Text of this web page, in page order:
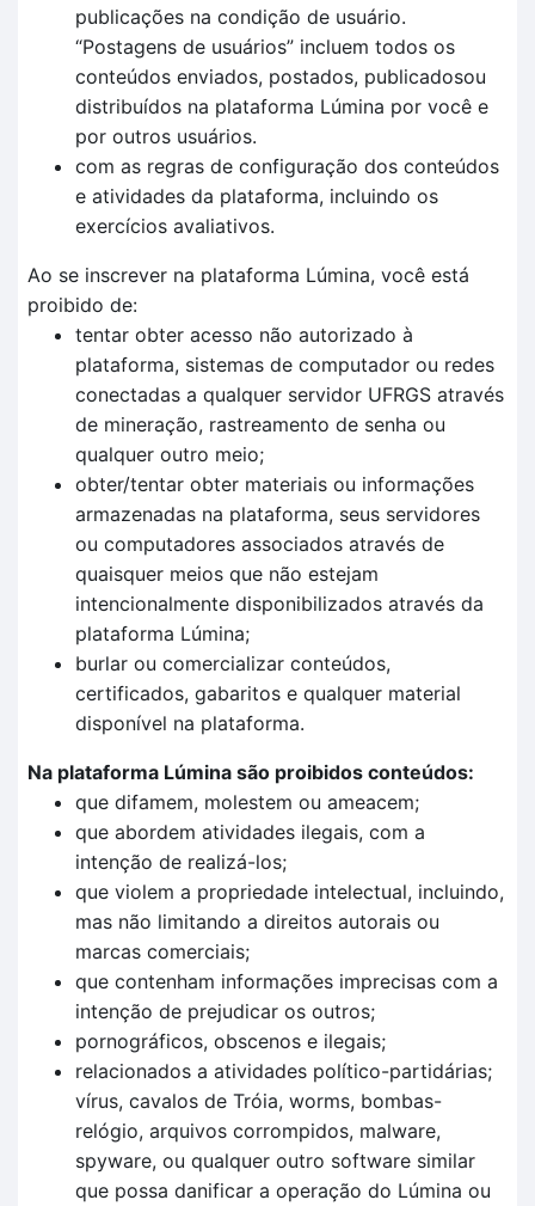
publicações na condição de usuário.
“Postagens de usuários” incluem todos os
conteúdos enviados, postados, publicadosou
distribuídos na plataforma Lúmina por você e
por outros usuários.
com as regras de configuração dos conteúdos
e atividades da plataforma, incluindo os
exercícios avaliativos.
Ao se inscrever na plataforma Lúmina, você está
proibido de:
tentar obter acesso não autorizado à
plataforma, sistemas de computador ou redes
conectadas a qualquer servidor UFRGS através
de mineração, rastreamento de senha ou
qualquer outro meio;
obter/tentar obter materiais ou informações
armazenadas na plataforma, seus servidores
ou computadores associados através de
quaisquer meios que não estejam
intencionalmente disponibilizados através da
plataforma Lúmina;
burlar ou comercializar conteúdos,
certificados, gabaritos e qualquer material
disponível na plataforma.
Na plataforma Lúmina são proibidos conteúdos:
que difamem, molestem ou ameacem;
que abordem atividades ilegais, com a
intenção de realizá-los;
que violem a propriedade intelectual, incluindo,
mas não limitando a direitos autorais ou
marcas comerciais;
que contenham informações imprecisas com a
intenção de prejudicar os outros;
pornográficos, obscenos e ilegais;
relacionados a atividades político-partidárias;
vírus, cavalos de Tróia, worms, bombas-
relógio, arquivos corrompidos, malware,
spyware, ou qualquer outro software similar
que possa danificar a operação do Lúmina ou